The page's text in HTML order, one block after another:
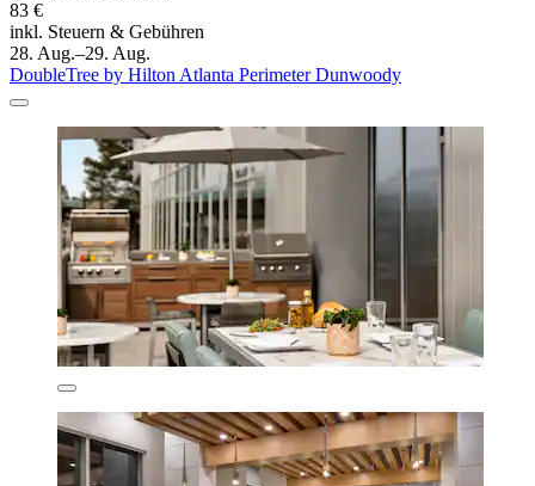
83 €
inkl. Steuern & Gebühren
28. Aug.–29. Aug.
DoubleTree by Hilton Atlanta Perimeter Dunwoody